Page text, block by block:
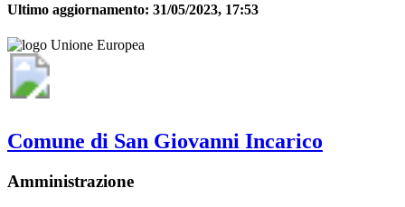
Ultimo aggiornamento: 31/05/2023, 17:53
Comune di San Giovanni Incarico
Amministrazione